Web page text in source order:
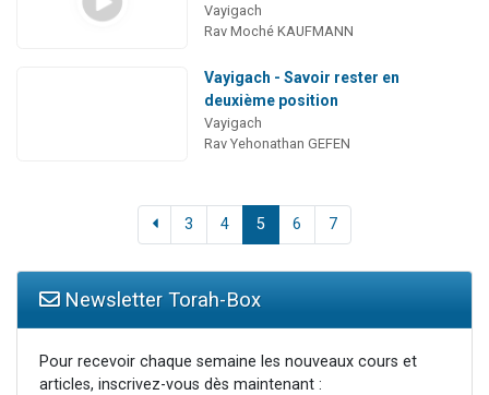
Vayigach
Rav Moché KAUFMANN
Vayigach - Savoir rester en
deuxième position
Vayigach
Rav Yehonathan GEFEN
3 4 5 6 7
Newsletter Torah-Box
Pour recevoir chaque semaine les nouveaux cours et
articles, inscrivez-vous dès maintenant :